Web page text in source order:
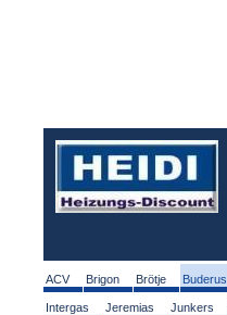
ACV Brigon Brötje Buderus
Intergas Jeremias Junkers